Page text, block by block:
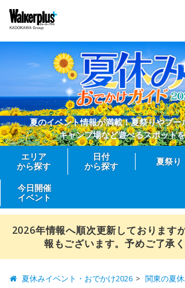
夏のイベント情報が満載！夏祭りやプー
キャンプ場など遊べるスポット
エリア
から探す
日付
から探す
夏祭り
今日開催
イベント
2026年情報へ順次更新しております
報もございます。予めご了承く
夏休みイベント・おでかけ2026 関東の夏